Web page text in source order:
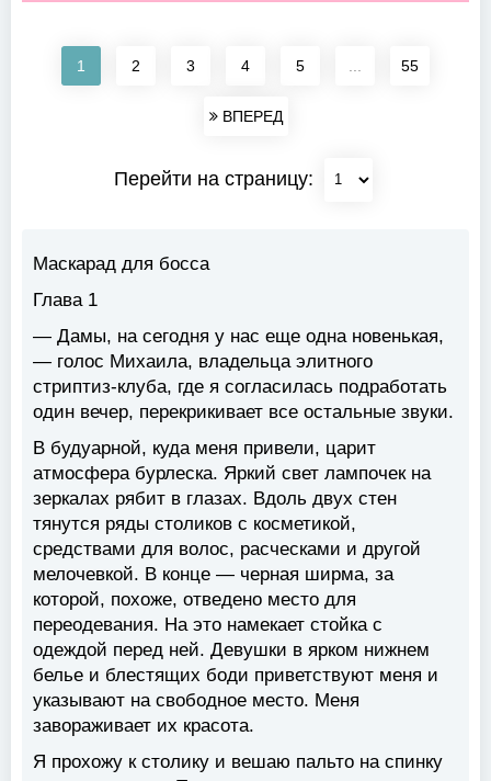
1 2 3 4 5 55
ВПЕРЕД
Перейти на страницу:
Маскарад для босса
Глава 1
— Дамы, на сегодня у нас еще одна новенькая,
— голос Михаила, владельца элитного
стриптиз-клуба, где я согласилась подработать
один вечер, перекрикивает все остальные звуки.
В будуарной, куда меня привели, царит
атмосфера бурлеска. Яркий свет лампочек на
зеркалах рябит в глазах. Вдоль двух стен
тянутся ряды столиков с косметикой,
средствами для волос, расческами и другой
мелочевкой. В конце — черная ширма, за
которой, похоже, отведено место для
переодевания. На это намекает стойка с
одеждой перед ней. Девушки в ярком нижнем
белье и блестящих боди приветствуют меня и
указывают на свободное место. Меня
завораживает их красота.
Я прохожу к столику и вешаю пальто на спинку